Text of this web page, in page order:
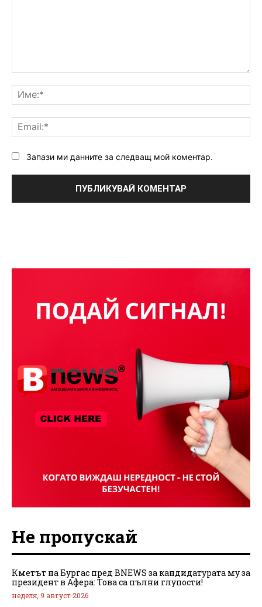
Запази ми данните за следващ мой коментар.
Не пропускай
Кметът на Бургас пред BNEWS за кандидатурата му за
президент в Афера: Това са пълни глупости!
неделя, 9 август 2026